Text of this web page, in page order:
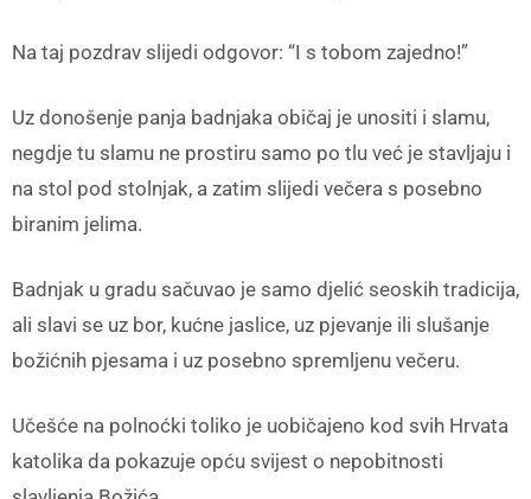
Na taj pozdrav slijedi odgovor: “I s tobom zajedno!”
Uz donošenje panja badnjaka običaj je unositi i slamu,
negdje tu slamu ne prostiru samo po tlu već je stavljaju i
na stol pod stolnjak, a zatim slijedi večera s posebno
biranim jelima.
Badnjak u gradu sačuvao je samo djelić seoskih tradicija,
ali slavi se uz bor, kućne jaslice, uz pjevanje ili slušanje
božićnih pjesama i uz posebno spremljenu večeru.
Učešće na polnoćki toliko je uobičajeno kod svih Hrvata
katolika da pokazuje opću svijest o nepobitnosti